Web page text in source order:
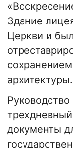
Здание
Церкви и
архитектуры.
трехдневный
документы